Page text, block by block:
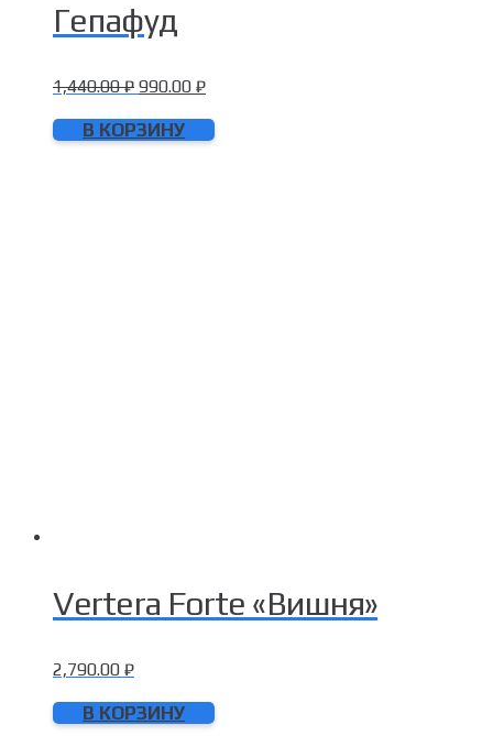
Гепафуд
1,440.00₽ 990.00 ₽
В КОРЗИНУ
Vertera Forte «Вишня»
2,790.00 ₽
В КОРЗИНУ